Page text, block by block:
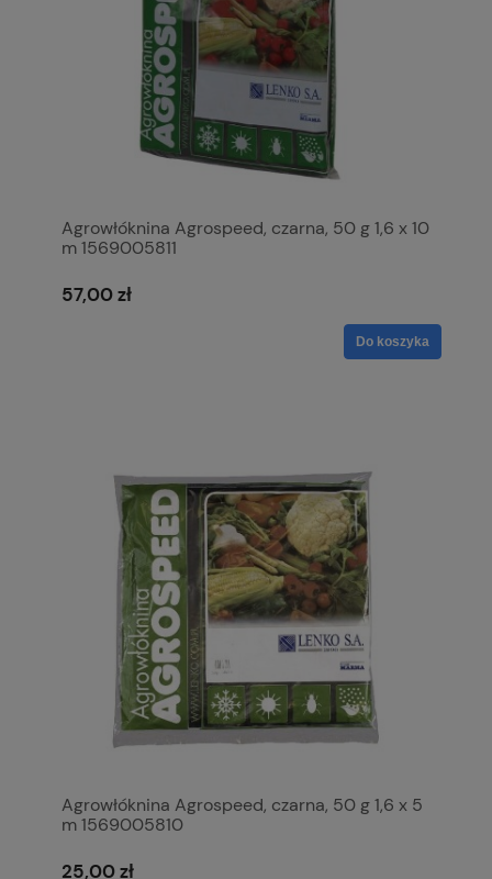
Agrowłóknina Agrospeed, czarna, 50 g 1,6 x 10
m 1569005811
57,00 zł
Do koszyka
Agrowłóknina Agrospeed, czarna, 50 g 1,6 x 5
m 1569005810
25,00 zł